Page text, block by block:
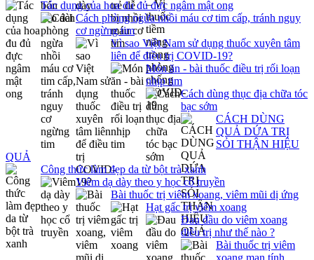
Tác dụng của hoa đu đủ đực ngâm mật ong
Cách phòng ngừa nhồi máu cơ tim cấp, tránh nguy
cơ ngừng tim
Vì sao Việt Nam sử dụng thuốc xuyên tâm
liên để điều trị COVID-19?
Món ăn - bài thuốc điều trị rối loạn
nhịp tim
Cách dùng thục địa chữa tóc
bạc sớm
CÁCH DÙNG
QUẢ DỨA TRỊ
SỎI THẬN HIỆU
QUẢ
Công thức làm đẹp da từ bột trà xanh
Viêm dạ dày theo y học cổ truyền
Bài thuốc trị viêm xoang, viêm mũi dị ứng
Hạt gấc trị viêm xoang
Đau đầu do viêm xoang
điều trị như thế nào ?
Bài thuốc trị viêm
xoang mạn tính